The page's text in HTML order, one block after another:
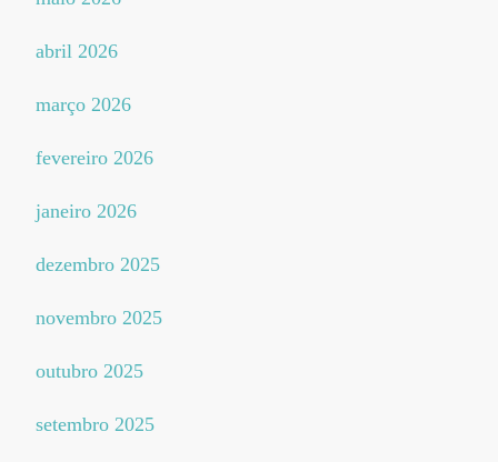
abril 2026
março 2026
fevereiro 2026
janeiro 2026
dezembro 2025
novembro 2025
outubro 2025
setembro 2025